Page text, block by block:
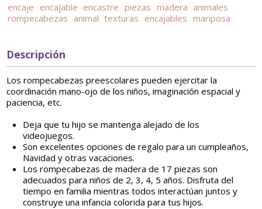
encaje encajable encastre piezas madera animales
rompecabezas animal texturas encajables mariposa
Descripción
Los rompecabezas preescolares pueden ejercitar la
coordinación mano-ojo de los niños, imaginación espacial y
paciencia, etc.
Deja que tu hijo se mantenga alejado de los
videojuegos.
Son excelentes opciones de regalo para un cumpleaños,
Navidad y otras vacaciones.
Los rompecabezas de madera de 17 piezas son
adecuados para niños de 2, 3, 4, 5 años. Disfruta del
tiempo en familia mientras todos interactúan juntos y
construye una infancia colorida para tus hijos.